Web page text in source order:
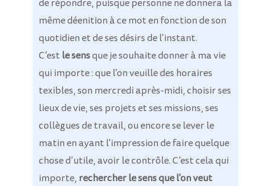
de répondre, puisque personne ne donnera la
même déenition à ce mot en fonction de son
quotidien et de ses désirs de l’instant.
C’estle sensque je souhaite donner à ma vie
qui importe : que l’on veuille des horaires
texibles, son mercredi après-midi, choisir ses
lieux de vie, ses projets et ses missions, ses
collègues de travail, ou encore se lever le
matin en ayant l’impression de faire quelque
chose d’utile, avoir le contrôle. C’est cela qui
importe, rechercher le sens que l’on veut